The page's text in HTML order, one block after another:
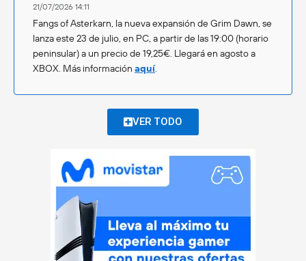
21/07/2026 14:11
Fangs of Asterkarn, la nueva expansión de Grim Dawn, se
lanza este 23 de julio, en PC, a partir de las 19:00 (horario
peninsular) a un precio de 19,25€. Llegará en agosto a
XBOX. Más información aquí.
VER TODO